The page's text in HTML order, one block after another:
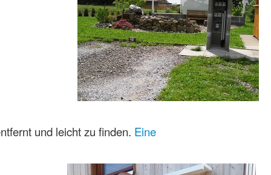
und leicht zu finden. Eine